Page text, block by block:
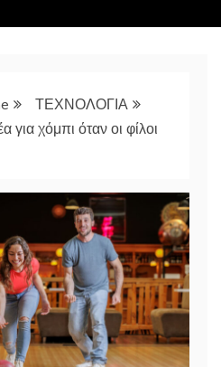
ΤΕΧΝΟΛΟΓΙΑ
για χόμπι όταν οι φίλοι